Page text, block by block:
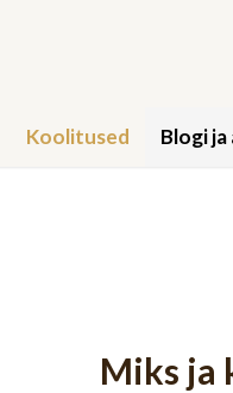
Koolitused Blogi
Miks ja